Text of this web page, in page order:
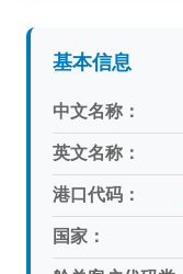
基本信息
中文名称：
英文名称：
港口代码：
国家：